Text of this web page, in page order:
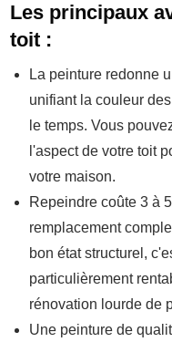
Les principaux
toit :
La peinture redonne
unifiant la couleur
le temps. Vous
l'aspect de votre toit
votre maison.
Repeindre coûte 3 à
remplacement
bon état structurel,
particulièrement
rénovation lourde de
Une peinture de